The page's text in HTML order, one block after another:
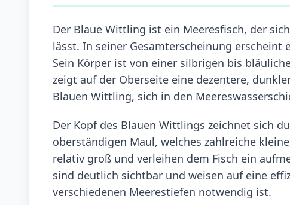
Der Blaue Wittling ist ein Meeresfisch, der
lässt. In seiner Gesamterscheinung
Sein Körper ist von einer silbrigen bis
zeigt auf der Oberseite eine dezentere,
Blauen Wittling, sich in den
Der Kopf des Blauen Wittlings zeichnet sich
oberständigen Maul, welches zahlreiche
relativ groß und verleihen dem Fisch ein
sind deutlich sichtbar und weisen auf eine
verschiedenen Meerestiefen notwendig ist.